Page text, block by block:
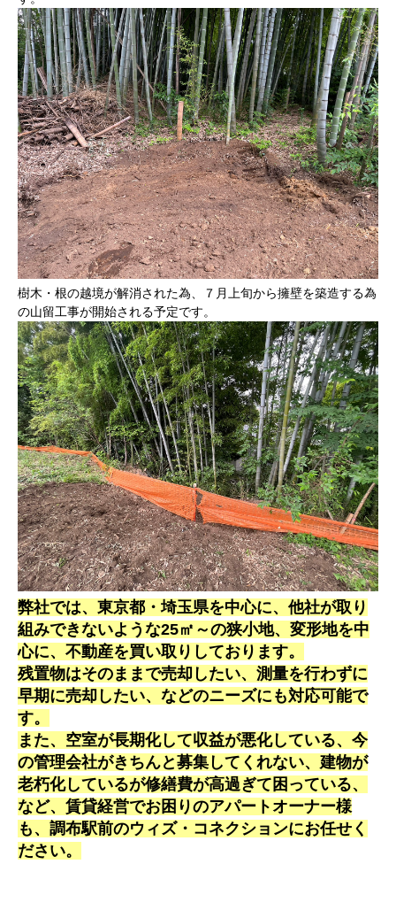
樹木・根の越境が解消された為、７月上旬から擁壁を築造する為
の山留工事が開始される予定です。
弊社では、東京都・埼玉県を中心に、他社が取り
組みできないような25㎡～の狭小地、変形地を中
心に、不動産を買い取りしております。
残置物はそのままで売却したい、測量を行わずに
早期に売却したい、などのニーズにも対応可能で
す。
また、空室が長期化して収益が悪化している、今
の管理会社がきちんと募集してくれない、建物が
老朽化しているが修繕費が高過ぎて困っている、
など、賃貸経営でお困りのアパートオーナー様
も、調布駅前のウィズ・コネクションにお任せく
ださい。